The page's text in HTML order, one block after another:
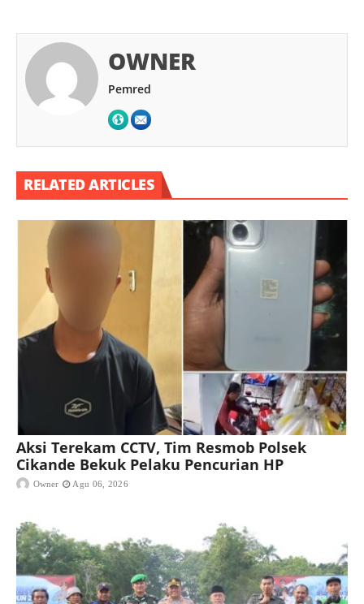
OWNER
Pemred
RELATED ARTICLES
Aksi Terekam CCTV, Tim Resmob Polsek
Cikande Bekuk Pelaku Pencurian HP
Owner Agu 06, 2026